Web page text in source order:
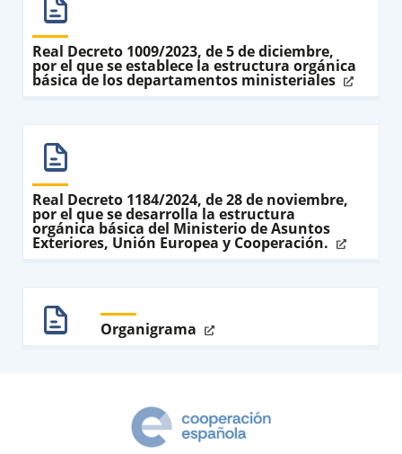
Real Decreto 1009/2023, de 5 de diciembre,
por el que se establece la estructura orgánica
básica de los departamentos ministeriales
Real Decreto 1184/2024, de 28 de noviembre,
por el que se desarrolla la estructura
orgánica básica del Ministerio de Asuntos
Exteriores, Unión Europea y Cooperación.
Organigrama